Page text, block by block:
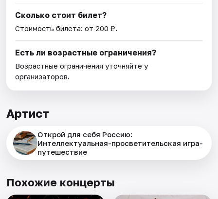
Сколько стоит билет?
Стоимость билета: от 200 ₽.
Есть ли возрастные ограничения?
Возрастные ограничения уточняйте у
организаторов.
Артист
Открой для себя Россию:
Интеллектуальная-просветительская игра-
путешествие
Похожие концерты